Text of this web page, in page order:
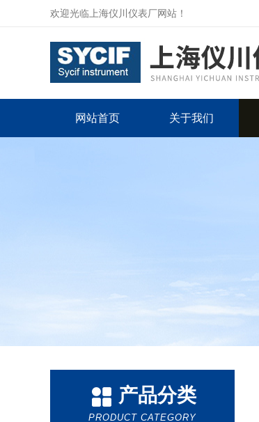
欢迎光临上海仪川仪表厂网站！
网站首页 关于我们
产品分类
PRODUCT CATEGORY